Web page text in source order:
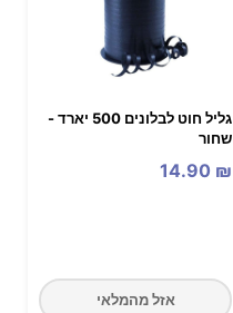
גליל חוט לבלונים 500 יארד -
שחור
14.90 ₪
אזל מהמלאי